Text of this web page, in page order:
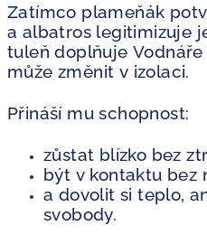
Zatímco plameňák
a albatros legitimizuje
tuleň doplňuje
může změnit v izolaci.
Přináší mu schopnost:
zůstat blízko bez
být v kontaktu bez
a dovolit si teplo,
svobody.